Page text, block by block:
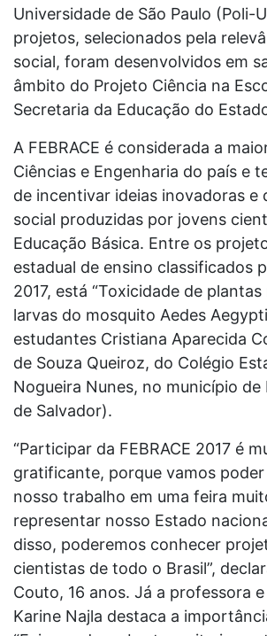
Universidade de São Paulo (Poli-
projetos, selecionados pela
social, foram desenvolvidos em
âmbito do Projeto Ciência na
Secretaria da Educação do
A FEBRACE é considerada a
Ciências e Engenharia do país e
de incentivar ideias inovadoras e
social produzidas por jovens
Educação Básica. Entre os
estadual de ensino classificados
2017, está “Toxicidade de
larvas do mosquito Aedes
estudantes Cristiana Aparecida
de Souza Queiroz, do Colégio
Nogueira Nunes, no município
de Salvador).
“Participar da FEBRACE 2017 é
gratificante, porque vamos
nosso trabalho em uma feira
representar nosso Estado
disso, poderemos conhecer
cientistas de todo o Brasil”,
Couto, 16 anos. Já a professora
Karine Najla destaca a